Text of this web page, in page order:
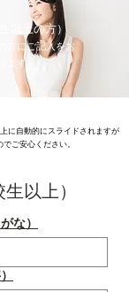
以上の方）
方にご記入をお
ます
に自動的にスライドされますが
ご安心ください。
以上）
な）